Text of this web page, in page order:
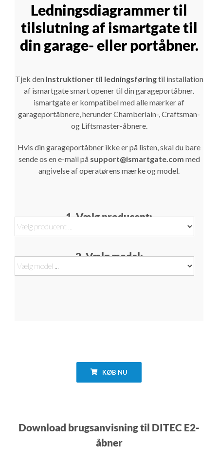
Ledningsdiagrammer til
tilslutning af ismartgate til
din garage- eller portåbner.
Tjek den Instruktioner til ledningsføringtil installation
af ismartgate smart opener til din garageportåbner.
ismartgate er kompatibel med alle mærker af
garageportåbnere, herunder Chamberlain-, Craftsman-
og Liftsmaster-åbnere.
Hvis din garageportåbner ikke er på listen, skal du bare
sende os en e-mail på support@ismartgate.com med
angivelse af operatørens mærke og model.
1. Vælg producent:
2. Vælg model:
KØB NU
Download brugsanvisning til DITEC E2-
åbner